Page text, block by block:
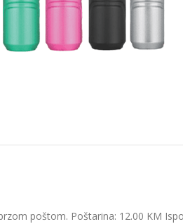
poštom. Poštarina: 12.00 KM